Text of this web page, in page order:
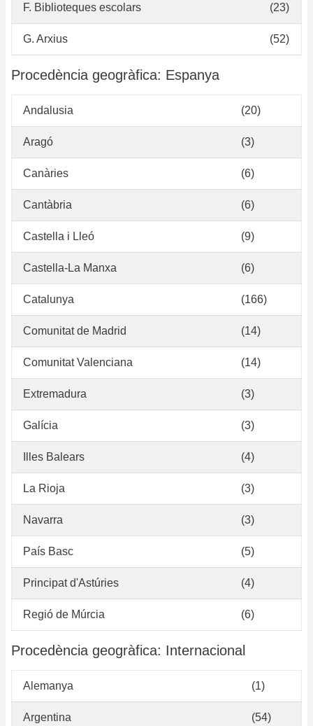
F. Biblioteques escolars (23)
G. Arxius (52)
Procedència geogràfica: Espanya
Andalusia (20)
Aragó (3)
Canàries (6)
Cantàbria (6)
Castella i Lleó (9)
Castella-La Manxa (6)
Catalunya (166)
Comunitat de Madrid (14)
Comunitat Valenciana (14)
Extremadura (3)
Galícia (3)
Illes Balears (4)
La Rioja (3)
Navarra (3)
País Basc (5)
Principat d'Astúries (4)
Regió de Múrcia (6)
Procedència geogràfica: Internacional
Alemanya (1)
Argentina (54)